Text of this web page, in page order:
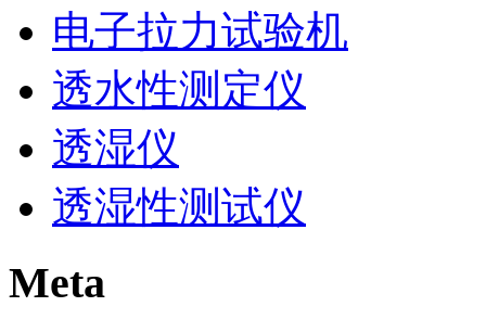
电子拉力试验机
透水性测定仪
透湿仪
透湿性测试仪
Meta